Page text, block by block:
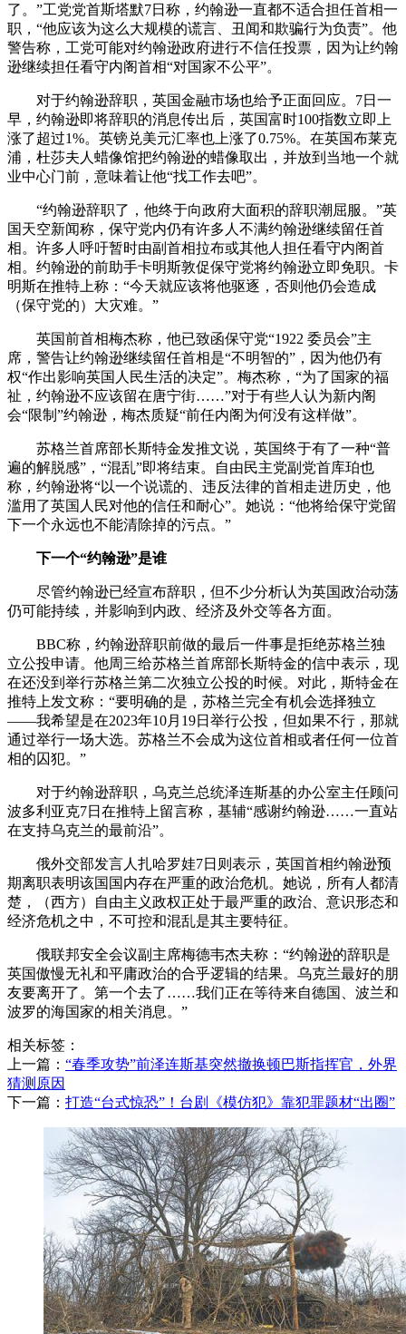
了。”工党党首斯塔默7日称，约翰逊一直都不适合担任首相一
职，“他应该为这么大规模的谎言、丑闻和欺骗行为负责”。他
警告称，工党可能对约翰逊政府进行不信任投票，因为让约翰
逊继续担任看守内阁首相“对国家不公平”。
对于约翰逊辞职，英国金融市场也给予正面回应。7日一
早，约翰逊即将辞职的消息传出后，英国富时100指数立即上
涨了超过1%。英镑兑美元汇率也上涨了0.75%。在英国布莱克
浦，杜莎夫人蜡像馆把约翰逊的蜡像取出，并放到当地一个就
业中心门前，意味着让他“找工作去吧”。
“约翰逊辞职了，他终于向政府大面积的辞职潮屈服。”英
国天空新闻称，保守党内仍有许多人不满约翰逊继续留任首
相。许多人呼吁暂时由副首相拉布或其他人担任看守内阁首
相。约翰逊的前助手卡明斯敦促保守党将约翰逊立即免职。卡
明斯在推特上称：“今天就应该将他驱逐，否则他仍会造成
（保守党的）大灾难。”
英国前首相梅杰称，他已致函保守党“1922 委员会”主
席，警告让约翰逊继续留任首相是“不明智的”，因为他仍有
权“作出影响英国人民生活的决定”。梅杰称，“为了国家的福
祉，约翰逊不应该留在唐宁街……”对于有些人认为新内阁
会“限制”约翰逊，梅杰质疑“前任内阁为何没有这样做”。
苏格兰首席部长斯特金发推文说，英国终于有了一种“普
遍的解脱感”，“混乱”即将结束。自由民主党副党首库珀也
称，约翰逊将“以一个说谎的、违反法律的首相走进历史，他
滥用了英国人民对他的信任和耐心”。她说：“他将给保守党留
下一个永远也不能清除掉的污点。”
下一个“约翰逊”是谁
尽管约翰逊已经宣布辞职，但不少分析认为英国政治动荡
仍可能持续，并影响到内政、经济及外交等各方面。
BBC称，约翰逊辞职前做的最后一件事是拒绝苏格兰独
立公投申请。他周三给苏格兰首席部长斯特金的信中表示，现
在还没到举行苏格兰第二次独立公投的时候。对此，斯特金在
推特上发文称：“要明确的是，苏格兰完全有机会选择独立
——我希望是在2023年10月19日举行公投，但如果不行，那就
通过举行一场大选。苏格兰不会成为这位首相或者任何一位首
相的囚犯。”
对于约翰逊辞职，乌克兰总统泽连斯基的办公室主任顾问
波多利亚克7日在推特上留言称，基辅“感谢约翰逊……一直站
在支持乌克兰的最前沿”。
俄外交部发言人扎哈罗娃7日则表示，英国首相约翰逊预
期离职表明该国国内存在严重的政治危机。她说，所有人都清
楚，（西方）自由主义政权正处于最严重的政治、意识形态和
经济危机之中，不可控和混乱是其主要特征。
俄联邦安全会议副主席梅德韦杰夫称：“约翰逊的辞职是
英国傲慢无礼和平庸政治的合乎逻辑的结果。乌克兰最好的朋
友要离开了。第一个去了……我们正在等待来自德国、波兰和
波罗的海国家的相关消息。”
相关标签：
上一篇： ​“春季攻势”前泽连斯基突然撤换顿巴斯指挥官，外界
猜测原因
下一篇： ​打造“台式惊恐”！台剧《模仿犯》靠犯罪题材“出圈”